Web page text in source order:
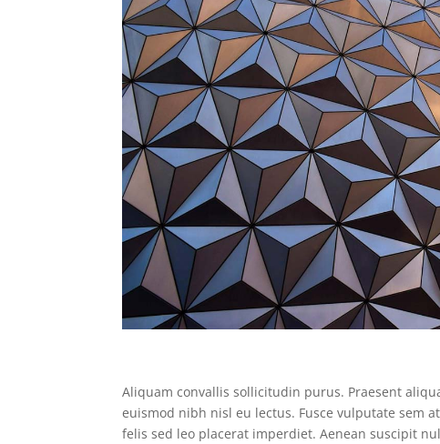
Aliquam convallis sollicitudin purus. Praesent
euismod nibh nisl eu lectus. Fusce vulputate sem
felis sed leo placerat imperdiet. Aenean suscipit